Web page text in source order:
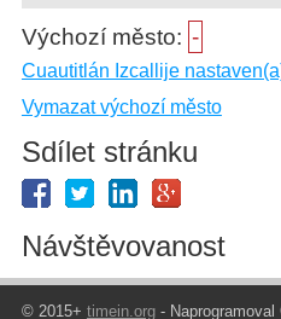
Výchozí město: -
Cuautitlán Izcallije
Vymazat výchozí město
Sdílet stránku
Návštěvovanost
© 2015+ timein.org- Naprogramoval